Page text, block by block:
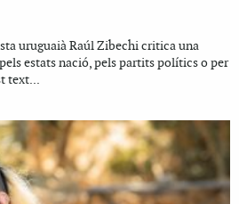
uruguaià Raúl Zibechi critica una
estats nació, pels partits polítics o per
text...